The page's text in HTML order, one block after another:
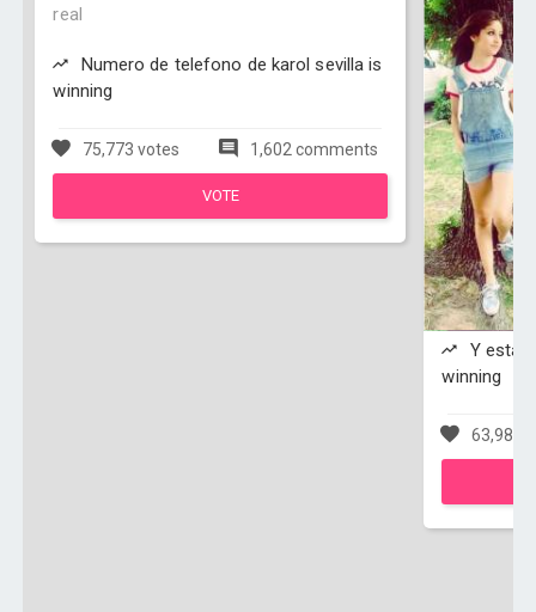
real
Numero de telefono de karol sevilla is
winning
75,773 votes 1,602 comments
VOTE
Y esta
winning
63,983